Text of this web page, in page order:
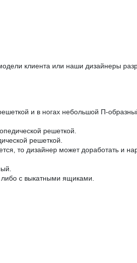
клиента или наши дизайнеры
и в ногах небольшой П-
решеткой.
решеткой.
то дизайнер может доработать и
с выкатными ящиками.